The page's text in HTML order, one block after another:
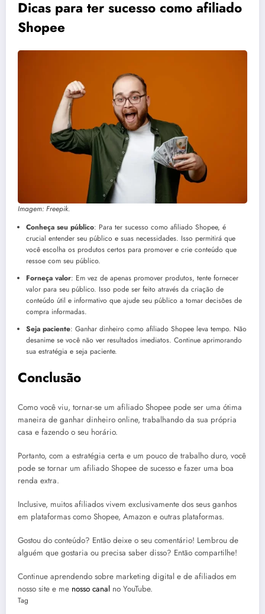
Dicas para ter sucesso como afiliado
Shopee
Imagem: Freepik.
Conheça seu público: Para ter sucesso como afiliado Shopee, é
crucial entender seu público e suas necessidades. Isso permitirá que
você escolha os produtos certos para promover e crie conteúdo que
ressoe com seu público.
Forneça valor: Em vez de apenas promover produtos, tente fornecer
valor para seu público. Isso pode ser feito através da criação de
conteúdo útil e informativo que ajude seu público a tomar decisões de
compra informadas.
Seja paciente: Ganhar dinheiro como afiliado Shopee leva tempo. Não
desanime se você não ver resultados imediatos. Continue aprimorando
sua estratégia e seja paciente.
Conclusão
Como você viu, tornar-se um afiliado Shopee pode ser uma ótima
maneira de ganhar dinheiro online, trabalhando da sua própria
casa e fazendo o seu horário.
Portanto, com a estratégia certa e um pouco de trabalho duro, você
pode se tornar um afiliado Shopee de sucesso e fazer uma boa
renda extra.
Inclusive, muitos afiliados vivem exclusivamente dos seus ganhos
em plataformas como Shopee, Amazon e outras plataformas.
Gostou do conteúdo? Então deixe o seu comentário! Lembrou de
alguém que gostaria ou precisa saber disso? Então compartilhe!
Continue aprendendo sobre marketing digital e de afiliados em
nosso site e me nosso canal no YouTube.
Tag